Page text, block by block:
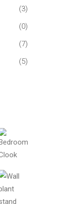
(3)
(0)
(7)
(5)